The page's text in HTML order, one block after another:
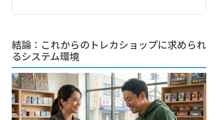
結論：これからのトレカショップに求められ
るシステム環境